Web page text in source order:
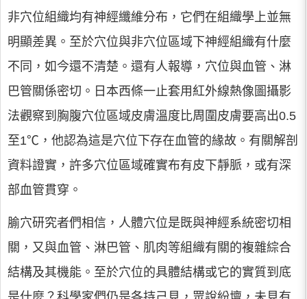
非穴位組織均有神經纖維分布，它們在組織學上並無
明顯差異。至於穴位與非穴位區域下神經組織有什麼
不同，如今還不清楚。還有人報導，穴位與血管、淋
巴管關係密切。日本西條一止套用紅外線熱像圖攝影
法觀察到胸腹穴位區域皮膚溫度比周圍皮膚要高出0.5
至1℃，他認為這是穴位下存在血管的緣故。有關解剖
資料證實，許多穴位區域確實布有皮下靜脈，或有深
部血管貫穿。
腧穴研究者們相信，人體穴位是既與神經系統密切相
關，又與血管、淋巴管、肌肉等組織有關的複雜綜合
結構及其機能。至於穴位的具體結構或它的實質到底